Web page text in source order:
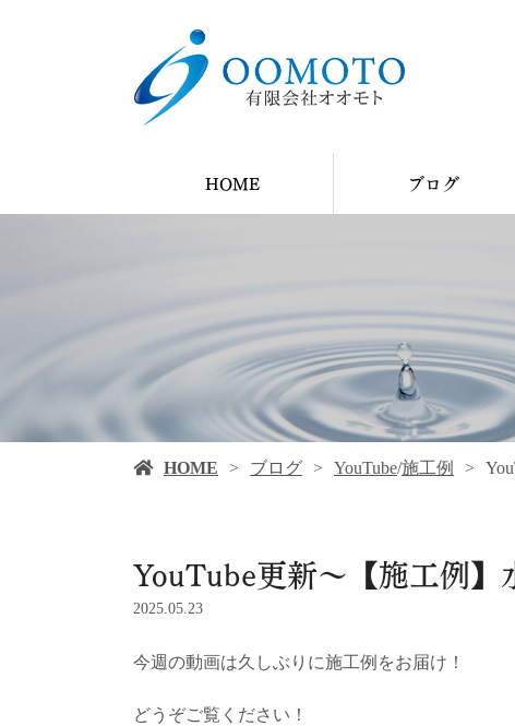
HOME ブログ
HOME ブログ YouTube/施工例
YouTube更新～【施工例】
2025.05.23
今週の動画は久しぶりに施工例をお届け！
どうぞご覧ください！